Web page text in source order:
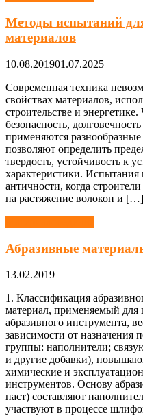
Методы испытаний
материалов
10.08.201901.07.2025
Современная техника
свойствах материалов,
строительстве и
безопасность,
применяются
позволяют определить
твердость, устойчивость к
характеристики.
античности, когда
на растяжение волокон и […]
Абразивные
13.02.2019
1. Классификация
материал, применяемый для
абразивного инструмента,
зависимости от назначения
группы: наполнители;
и другие добавки),
химические и
инструментов. Основу
паст) составляют
участвуют в процессе